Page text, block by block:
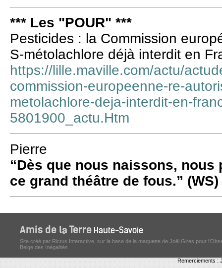
*** Les "POUR" ***
Pesticides : la Commission
S-métolachlore déjà interdit en
https://lille.maville.com/actu/
commission-europeenne-re-
metolachlore-deja-interdit-en-
5801900_actu.Htm
Pierre
“Dès que nous naissons, nous
ce grand théâtre de fous.” (WS)
Site créé par Rictus Interactive, sur la base de la maquette de Joël Girès pour
Belge des Inégalités
Remerciements :